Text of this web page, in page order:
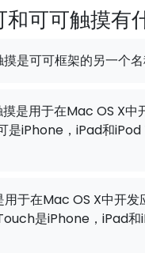
和可可触摸有
是可可框架的另一个
是用于在Mac OS X中
是iPhone，iPad和
用于在Mac OS X中开发
是iPhone，iPad